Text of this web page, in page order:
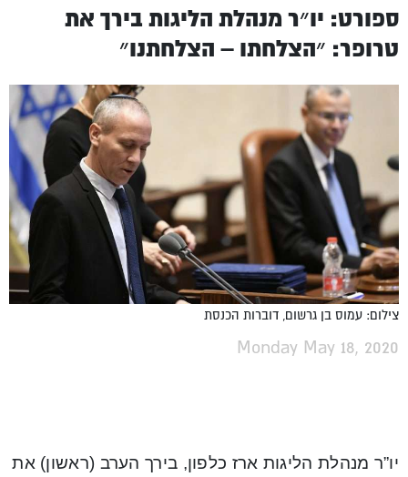
ספורט: יו״ר מנהלת הליגות בירך את
טרופר: ״הצלחתו – הצלחתנו״
צילום: עמוס בן גרשום, דוברות הכנסת
Monday May 18, 2020
יו”ר מנהלת הליגות ארז כלפון, בירך הערב (ראשון) את